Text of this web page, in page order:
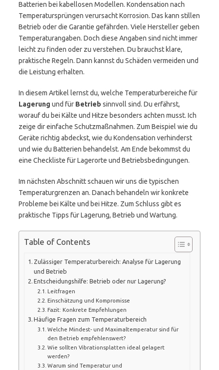
Batterien bei kabellosen Modellen. Kondensation nach
Temperatursprüngen verursacht Korrosion. Das kann stillen
Betrieb oder die Garantie gefährden. Viele Hersteller geben
Temperaturangaben. Doch diese Angaben sind nicht immer
leicht zu finden oder zu verstehen. Du brauchst klare,
praktische Regeln. Dann kannst du Schäden vermeiden und
die Leistung erhalten.
In diesem Artikel lernst du, welche Temperaturbereiche für
Lagerung und für Betrieb sinnvoll sind. Du erfährst,
worauf du bei Kälte und Hitze besonders achten musst. Ich
zeige dir einfache Schutzmaßnahmen. Zum Beispiel wie du
Geräte richtig abdeckst, wie du Kondensation verhinderst
und wie du Batterien behandelst. Am Ende bekommst du
eine Checkliste für Lagerorte und Betriebsbedingungen.
Im nächsten Abschnitt schauen wir uns die typischen
Temperaturgrenzen an. Danach behandeln wir konkrete
Probleme bei Kälte und bei Hitze. Zum Schluss gibt es
praktische Tipps für Lagerung, Betrieb und Wartung.
Table of Contents
Zulässiger Temperaturbereich: Analyse für Lagerung
und Betrieb
Entscheidungshilfe: Betrieb oder nur Lagerung?
Leitfragen
Einschätzung und Kompromisse
Fazit: Konkrete Empfehlungen
Häufige Fragen zum Temperaturbereich
Welche Mindest- und Maximaltemperatur sind für
den Betrieb empfehlenswert?
Wie sollten Vibrationsplatten ideal gelagert
werden?
Warum sind Temperatur und